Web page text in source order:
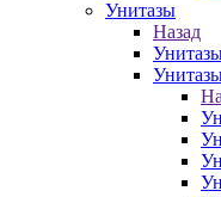
Унитазы
Назад